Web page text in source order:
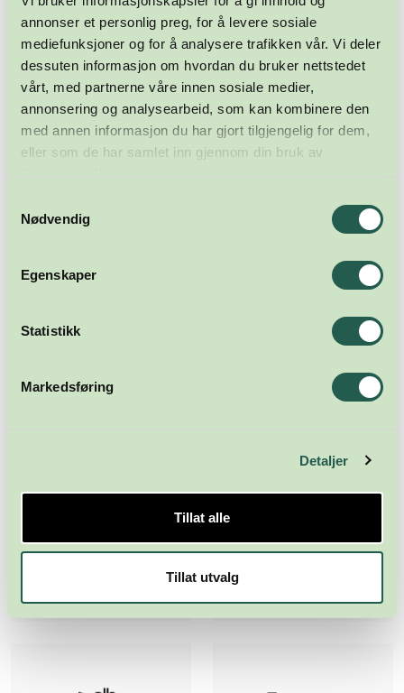
annonser et personlig preg, for å levere sosiale
mediefunksjoner og for å analysere trafikken vår. Vi deler
dessuten informasjon om hvordan du bruker nettstedet
vårt, med partnerne våre innen sosiale medier,
annonsering og analysearbeid, som kan kombinere den
med annen informasjon du har gjort tilgjengelig for dem,
eller som de har samlet inn gjennom din bruk av
tjenestene deres.
Nødvendig
Egenskaper
Statistikk
Markedsføring
Detaljer
Tillat alle
Tillat utvalg